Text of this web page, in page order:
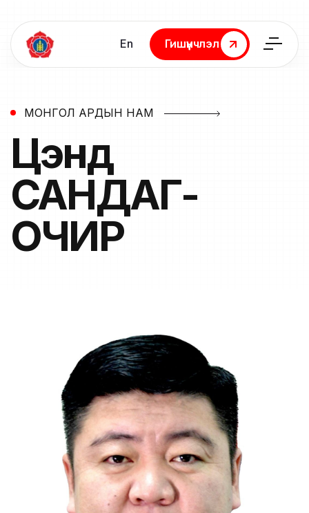
En
Гишүүнчлэл
Гишүүнчлэл
МОНГОЛ АРДЫН НАМ
Цэнд
САНДАГ-
ОЧИР